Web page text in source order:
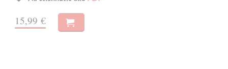
15,99 €